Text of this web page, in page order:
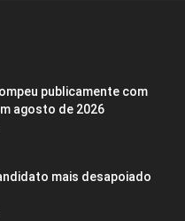
publicamente com
agosto de 2026
mais desapoiado